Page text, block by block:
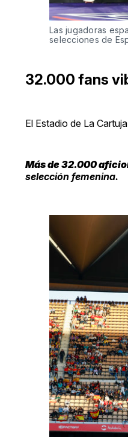
Las jugadoras
selecciones de
32.000 fans
El Estadio de La
Más de 32.000
selección femenina.